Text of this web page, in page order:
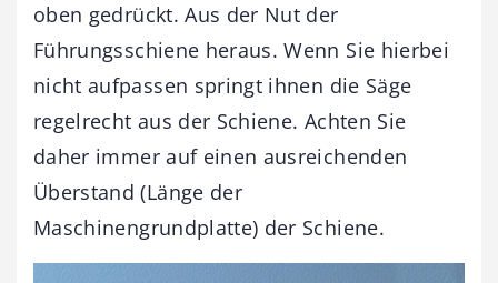
oben gedrückt. Aus der Nut der
Führungsschiene heraus. Wenn Sie hierbei
nicht aufpassen springt ihnen die Säge
regelrecht aus der Schiene. Achten Sie
daher immer auf einen ausreichenden
Überstand (Länge der
Maschinengrundplatte) der Schiene.